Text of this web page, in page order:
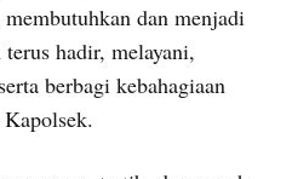
dan menjadi
hadir, melayani,
berbagi kebahagiaan